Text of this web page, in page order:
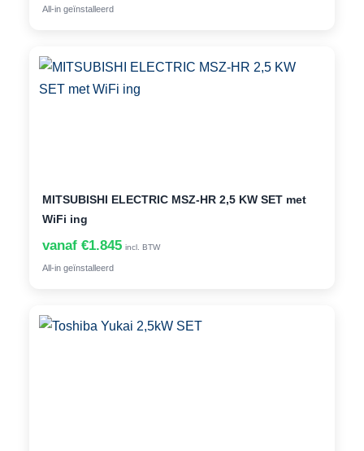
All-in geïnstalleerd
MITSUBISHI ELECTRIC MSZ-HR 2,5 KW SET met
WiFi ing
vanaf €1.845 incl. BTW
All-in geïnstalleerd